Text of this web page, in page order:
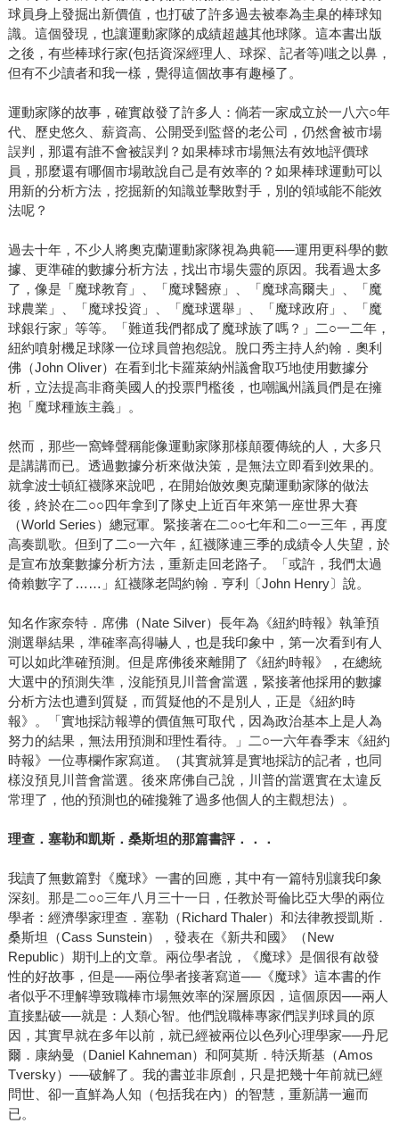
球員身上發掘出新價值，也打破了許多過去被奉為圭臬的棒球知
識。這個發現，也讓運動家隊的成績超越其他球隊。這本書出版
之後，有些棒球行家(包括資深經理人、球探、記者等)嗤之以鼻，
但有不少讀者和我一樣，覺得這個故事有趣極了。
運動家隊的故事，確實啟發了許多人：倘若一家成立於一八六○年
代、歷史悠久、薪資高、公開受到監督的老公司，仍然會被市場
誤判，那還有誰不會被誤判？如果棒球市場無法有效地評價球
員，那麼還有哪個市場敢說自己是有效率的？如果棒球運動可以
用新的分析方法，挖掘新的知識並擊敗對手，別的領域能不能效
法呢？
過去十年，不少人將奧克蘭運動家隊視為典範──運用更科學的數
據、更準確的數據分析方法，找出市場失靈的原因。我看過太多
了，像是「魔球教育」、「魔球醫療」、「魔球高爾夫」、「魔
球農業」、「魔球投資」、「魔球選舉」、「魔球政府」、「魔
球銀行家」等等。「難道我們都成了魔球族了嗎？」二○一二年，
紐約噴射機足球隊一位球員曾抱怨說。脫口秀主持人約翰．奧利
佛（John Oliver）在看到北卡羅萊納州議會取巧地使用數據分
析，立法提高非裔美國人的投票門檻後，也嘲諷州議員們是在擁
抱「魔球種族主義」。
然而，那些一窩蜂聲稱能像運動家隊那樣顛覆傳統的人，大多只
是講講而已。透過數據分析來做決策，是無法立即看到效果的。
就拿波士頓紅襪隊來說吧，在開始倣效奧克蘭運動家隊的做法
後，終於在二○○四年拿到了隊史上近百年來第一座世界大賽
（World Series）總冠軍。緊接著在二○○七年和二○一三年，再度
高奏凱歌。但到了二○一六年，紅襪隊連三季的成績令人失望，於
是宣布放棄數據分析方法，重新走回老路子。「或許，我們太過
倚賴數字了……」紅襪隊老闆約翰．亨利〔John Henry〕說。
知名作家奈特．席佛（Nate Silver）長年為《紐約時報》執筆預
測選舉結果，準確率高得嚇人，也是我印象中，第一次看到有人
可以如此準確預測。但是席佛後來離開了《紐約時報》，在總統
大選中的預測失準，沒能預見川普會當選，緊接著他採用的數據
分析方法也遭到質疑，而質疑他的不是別人，正是《紐約時
報》。「實地採訪報導的價值無可取代，因為政治基本上是人為
努力的結果，無法用預測和理性看待。」二○一六年春季末《紐約
時報》一位專欄作家寫道。（其實就算是實地採訪的記者，也同
樣沒預見川普會當選。後來席佛自己說，川普的當選實在太違反
常理了，他的預測也的確攙雜了過多他個人的主觀想法）。
理查．塞勒和凱斯．桑斯坦的那篇書評．．．
我讀了無數篇對《魔球》一書的回應，其中有一篇特別讓我印象
深刻。那是二○○三年八月三十一日，任教於哥倫比亞大學的兩位
學者：經濟學家理查．塞勒（Richard Thaler）和法律教授凱斯．
桑斯坦（Cass Sunstein），發表在《新共和國》（New
Republic）期刊上的文章。兩位學者說，《魔球》是個很有啟發
性的好故事，但是──兩位學者接著寫道──《魔球》這本書的作
者似乎不理解導致職棒市場無效率的深層原因，這個原因──兩人
直接點破──就是：人類心智。他們說職棒專家們誤判球員的原
因，其實早就在多年以前，就已經被兩位以色列心理學家──丹尼
爾．康納曼（Daniel Kahneman）和阿莫斯．特沃斯基（Amos
Tversky）──破解了。我的書並非原創，只是把幾十年前就已經
問世、卻一直鮮為人知（包括我在內）的智慧，重新講一遍而
已。